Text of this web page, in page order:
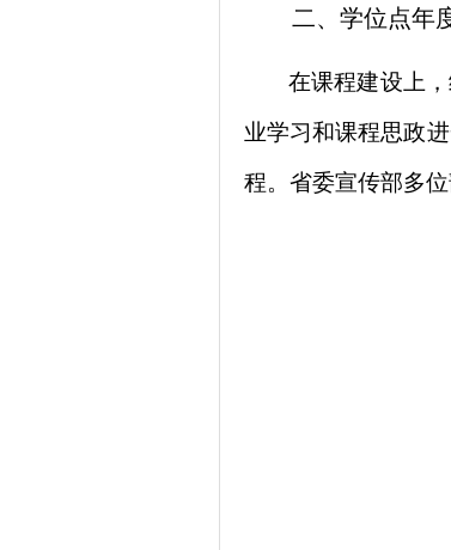
二、学位点年
在课程建设上
业学习和课程思政
程。 省委宣传部多